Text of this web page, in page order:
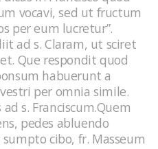
vocavi, sed ut fructum
per eum lucretur”.
ad s. Claram, ut sciret
Que respondit quod
habuerunt a
per omnia simile.
s. Franciscum.Quem
pedes abluendo
cibo, fr. Masseum